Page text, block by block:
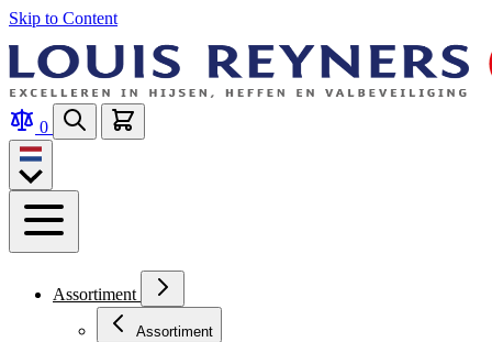
Skip to Content
0
Assortiment
Assortiment